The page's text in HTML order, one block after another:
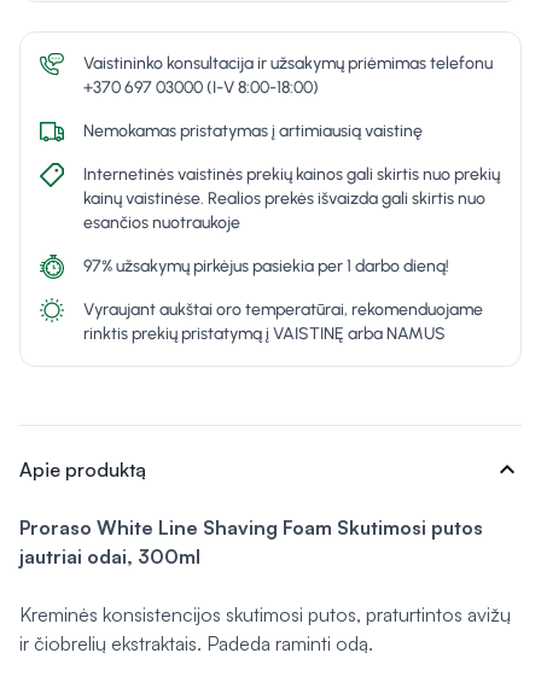
Vaistininko konsultacija ir užsakymų priėmimas telefonu
+370 697 03000 (I-V 8:00-18:00)
Nemokamas pristatymas į artimiausią vaistinę
Internetinės vaistinės prekių kainos gali skirtis nuo prekių
kainų vaistinėse. Realios prekės išvaizda gali skirtis nuo
esančios nuotraukoje
97% užsakymų pirkėjus pasiekia per 1 darbo dieną!
Vyraujant aukštai oro temperatūrai, rekomenduojame
rinktis prekių pristatymą į VAISTINĘ arba NAMUS
Apie produktą expand_more
Proraso White Line Shaving Foam Skutimosi putos
jautriai odai, 300ml
Kreminės konsistencijos skutimosi putos, praturtintos avižų
ir čiobrelių ekstraktais. Padeda raminti odą.